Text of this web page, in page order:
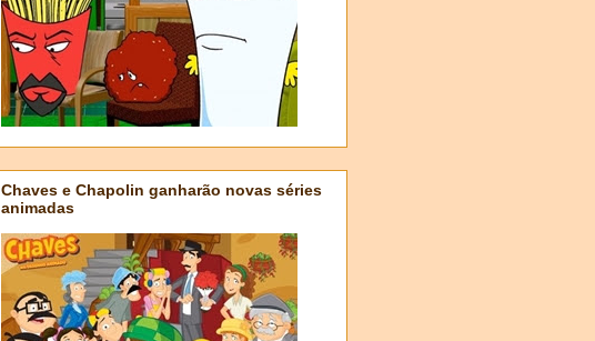
Chaves e Chapolin ganharão novas séries
animadas